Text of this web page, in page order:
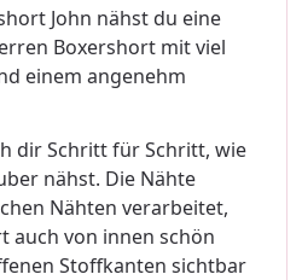
John nähst du eine
Boxershort mit viel
einem angenehm
dir Schritt für Schritt, wie
nähst. Die Nähte
Nähten verarbeitet,
auch von innen schön
Stoffkanten sichtbar